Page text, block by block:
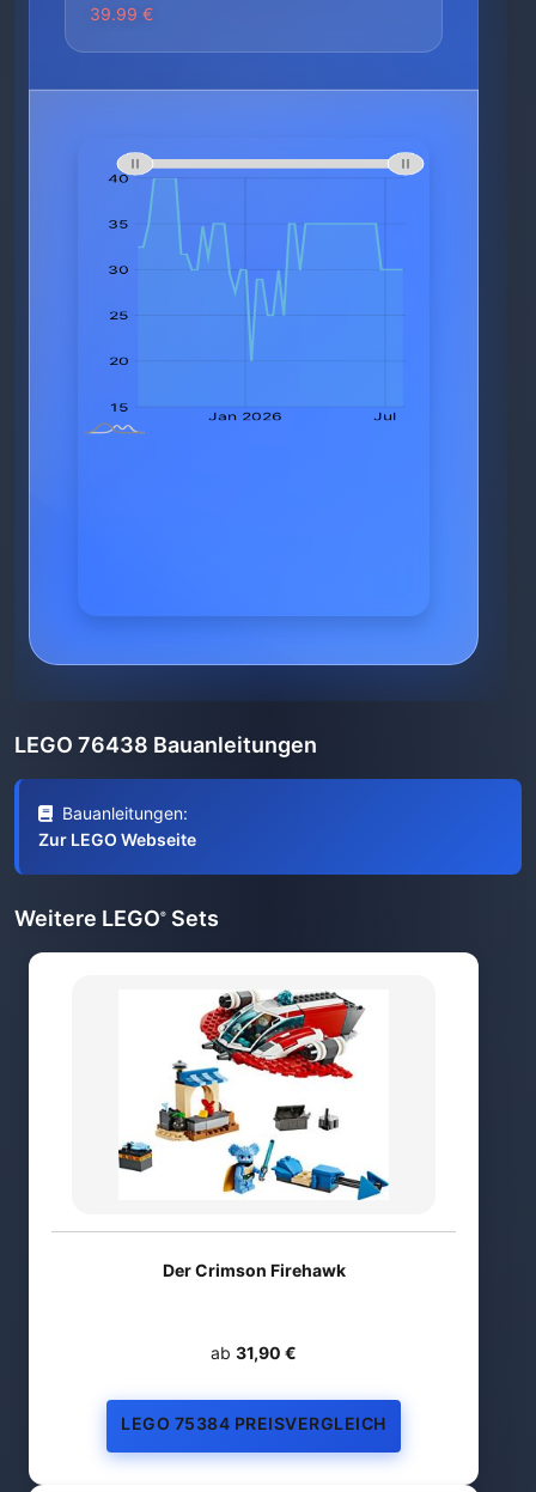
39.99 €
LEGO 76438 Bauanleitungen
Bauanleitungen:
Zur LEGO Webseite
Weitere LEGO® Sets
Der Crimson Firehawk
ab 31,90 €
LEGO 75384 PREISVERGLEICH